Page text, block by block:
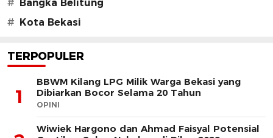
# Bangka Belitung
# Kota Bekasi
TERPOPULER
1
BBWM Kilang LPG Milik Warga Bekasi yang
Dibiarkan Bocor Selama 20 Tahun
OPINI
Wiwiek Hargono dan Ahmad Faisyal Potensial